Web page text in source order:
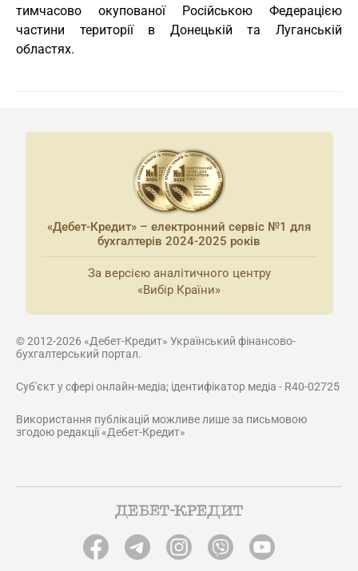
тимчасово окупованої Російською Федерацією
частини території в Донецькій та Луганській
областях.
«Дебет-Кредит» – електронний сервіс №1 для
бухгалтерів 2024-2025 років
За версією аналітичного центру
«Вибір Країни»
© 2012-2026 «Дебет-Кредит» Український фінансово-
бухгалтерський портал.
Суб'єкт у сфері онлайн-медіа; ідентифікатор медіа - R40-02725
Використання публікацій можливе лише за письмовою
згодою редакції «Дебет-Кредит»